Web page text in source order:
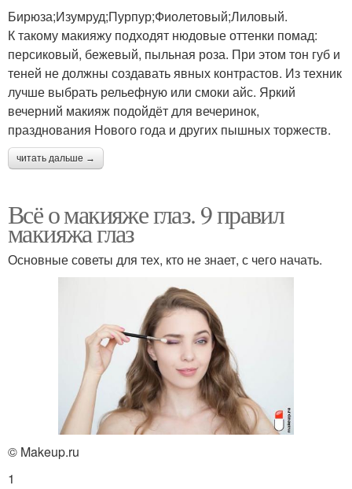
Бирюза;Изумруд;Пурпур;Фиолетовый;Лиловый.
К такому макияжу подходят нюдовые оттенки помад:
персиковый, бежевый, пыльная роза. При этом тон губ и
теней не должны создавать явных контрастов. Из техник
лучше выбрать рельефную или смоки айс. Яркий
вечерний макияж подойдёт для вечеринок,
празднования Нового года и других пышных торжеств.
читать дальше →
Всё о макияже глаз. 9 правил
макияжа глаз
Основные советы для тех, кто не знает, с чего начать.
© Makeup.ru
1